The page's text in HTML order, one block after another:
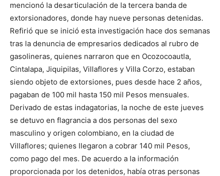
mencionó la desarticulación de la tercera banda de
extorsionadores, donde hay nueve personas detenidas.
Refirió que se inició esta investigación hace dos semanas
tras la denuncia de empresarios dedicados al rubro de
gasolineras, quienes narraron que en Ocozocoautla,
Cintalapa, Jiquipilas, Villaflores y Villa Corzo, estaban
siendo objeto de extorsiones, pues desde hace 2 años,
pagaban de 100 mil hasta 150 mil Pesos mensuales.
Derivado de estas indagatorias, la noche de este jueves
se detuvo en flagrancia a dos personas del sexo
masculino y origen colombiano, en la ciudad de
Villaflores; quienes llegaron a cobrar 140 mil Pesos,
como pago del mes. De acuerdo a la información
proporcionada por los detenidos, había otras personas